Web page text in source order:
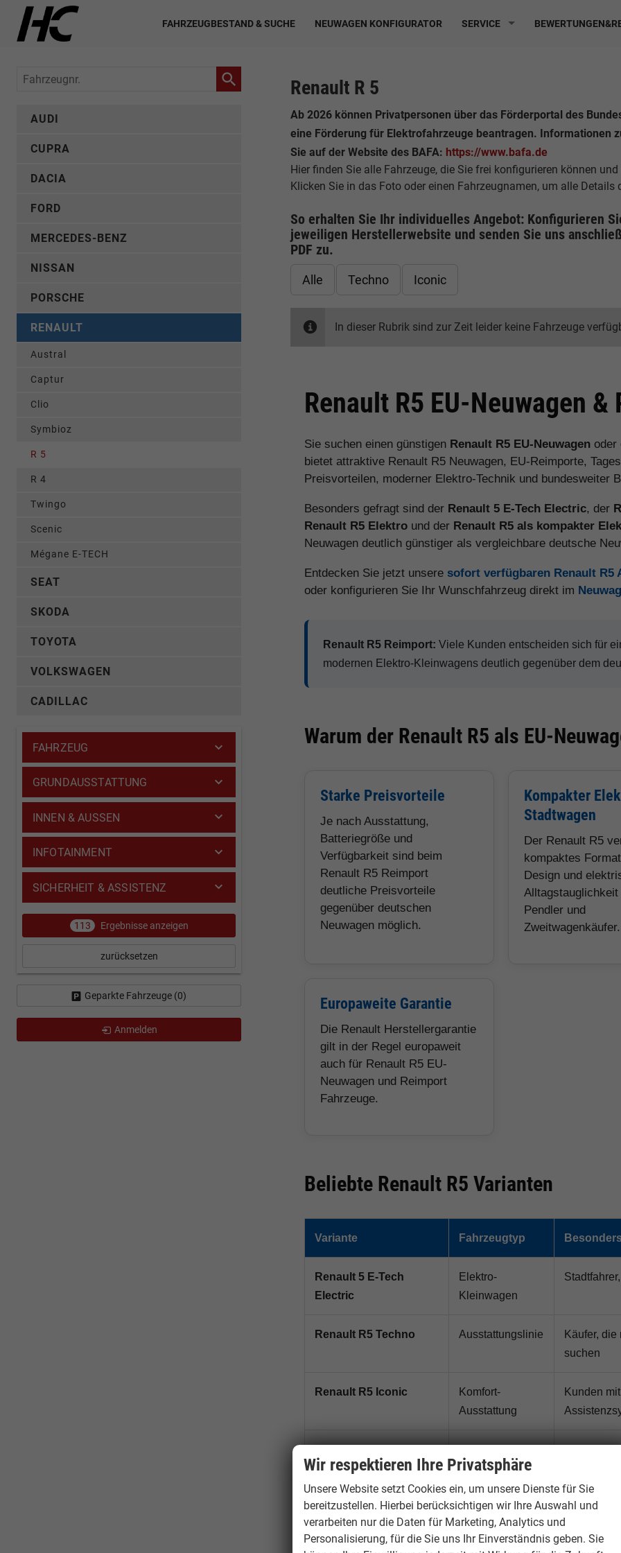
FAHRZEUGBESTAND & SUCHE NEUWAGEN KONFIGURATOR SERVICE
Renault R 5
Ab 2026 können Privatpersonen über das Förderportal des
eine Förderung für Elektrofahrzeuge beantragen. Informationen
Sie auf der Website des BAFA: https://www.bafa.de
Hier finden Sie alle Fahrzeuge, die Sie frei konfigurieren können
Klicken Sie in das Foto oder einen Fahrzeugnamen, um alle Details
So erhalten Sie Ihr individuelles Angebot: Konfigurieren
jeweiligen Herstellerwebsite und senden Sie uns
PDF zu.
Alle Techno Iconic
In dieser Rubrik sind zur Zeit leider keine Fahrzeuge
Renault R5 EU-Neuwagen
Sie suchen einen günstigen Renault R5 EU-Neuwagen oder
bietet attraktive Renault R5 Neuwagen, EU-Reimporte,
Preisvorteilen, moderner Elektro-Technik und bundesweiter
Besonders gefragt sind der Renault 5 E-Tech Electric, der
Renault R5 Elektro und der Renault R5 als kompakter
Neuwagen deutlich günstiger als vergleichbare deutsche
Entdecken Sie jetzt unsere sofort verfügbaren Renault R5
oder konfigurieren Sie Ihr Wunschfahrzeug direkt im
Renault R5 Reimport: Viele Kunden entscheiden sich für
modernen Elektro-Kleinwagens deutlich gegenüber dem
Warum der Renault R5 als EU-
Starke Preisvorteile
Je nach Ausstattung,
Batteriegröße und
Verfügbarkeit sind beim
Renault R5 Reimport
deutliche Preisvorteile
gegenüber deutschen
Neuwagen möglich.
Kompakter
Stadtwagen
Der Renault R5
kompaktes
Design und
Alltagstauglichkeit
Pendler und
Zweitwagenkäufer.
Europaweite Garantie
Die Renault Herstellergarantie
gilt in der Regel europaweit
auch für Renault R5 EU-
Neuwagen und Reimport
Fahrzeuge.
Beliebte Renault R5 Varianten
Variante Fahrzeugtyp
Renault 5 E-Tech
Electric
Elektro-
Kleinwagen
Renault R5 Techno Ausstattungslinie
Käufer,
suchen
Renault R5 Iconic
Komfort-
Ausstattung
Kunden
Renault R5
Tageszulassung
Sofort verfügbar Käufer, die
Fahrzeugnr.
AUDI
CUPRA
DACIA
FORD
MERCEDES-BENZ
NISSAN
PORSCHE
RENAULT
Austral
Captur
Clio
Symbioz
R 5
R 4
Twingo
Scenic
Mégane E-TECH
SEAT
SKODA
TOYOTA
VOLKSWAGEN
CADILLAC
FAHRZEUG
GRUNDAUSSTATTUNG
INNEN & AUSSEN
INFOTAINMENT
SICHERHEIT & ASSISTENZ
113 Ergebnisse anzeigen
zurücksetzen
Geparkte Fahrzeuge (0)
Anmelden
Wir respektieren Ihre Privatsphäre
Unsere Website setzt Cookies ein, um unsere Dienste für Sie
bereitzustellen. Hierbei berücksichtigen wir Ihre Auswahl und
verarbeiten nur die Daten für Marketing, Analytics und
Personalisierung, für die Sie uns Ihr Einverständnis geben. Sie